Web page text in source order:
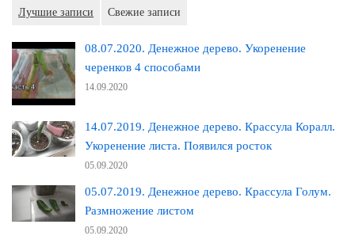
Лучшие записи Свежие записи
08.07.2020. Денежное дерево. Укоренение
черенков 4 способами
14.09.2020
14.07.2019. Денежное дерево. Крассула Коралл.
Укоренение листа. Появился росток
05.09.2020
05.07.2019. Денежное дерево. Крассула Голум.
Размножение листом
05.09.2020